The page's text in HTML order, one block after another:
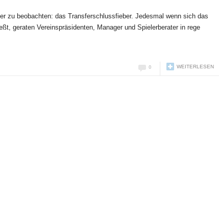
zu beobachten: das Transferschlussfieber. Jedesmal wenn sich das
geraten Vereinspräsidenten, Manager und Spielerberater in rege
WEITERLESEN
0